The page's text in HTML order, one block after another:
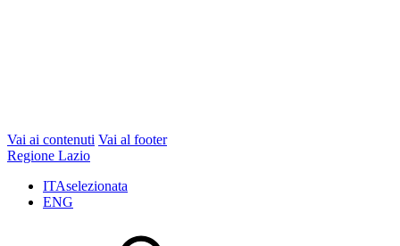
Vai ai contenuti Vai al footer
Regione Lazio
ITAselezionata
ENG